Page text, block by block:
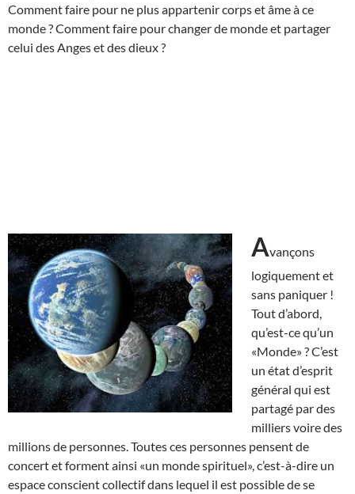
Comment faire pour ne plus appartenir corps et âme à ce
monde ? Comment faire pour changer de monde et partager
celui des Anges et des dieux ?
Avançons
logiquement et
sans paniquer !
Tout d’abord,
qu’est-ce qu’un
«Monde» ? C’est
un état d’esprit
général qui est
partagé par des
milliers voire des
millions de personnes. Toutes ces personnes pensent de
concert et forment ainsi «un monde spirituel», c’est-à-dire un
espace conscient collectif dans lequel il est possible de se